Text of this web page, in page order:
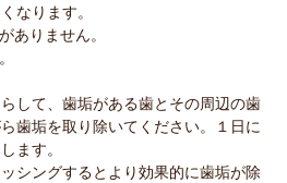
なります。
ありません。
して、歯垢がある歯とその周辺の歯
歯垢を取り除いてください。１日に
ます。
シングするとより効果的に歯垢が除